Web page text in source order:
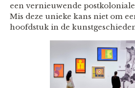
een vernieuwende
Mis deze unieke kans niet om
hoofdstuk in de